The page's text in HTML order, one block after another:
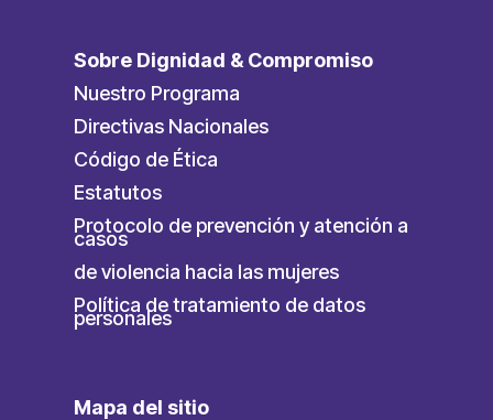
Sobre Dignidad & Compromiso
Nuestro Programa
Directivas Nacionales
Código de Ética
Estatutos
Protocolo de prevención y atención a
casos
de violencia hacia las mujeres
Política de tratamiento de datos
personales
Mapa del sitio